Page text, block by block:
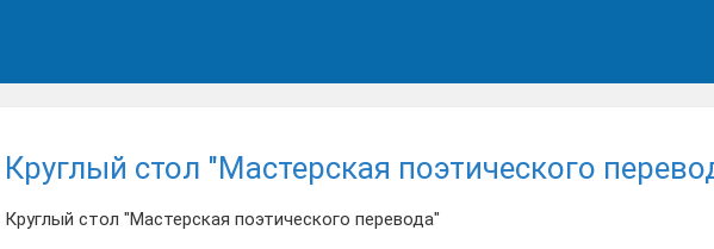
Круглый стол "Мастерская поэтического
Круглый стол "Мастерская поэтического перевода"